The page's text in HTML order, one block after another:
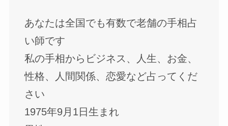
あなたは全国でも有数で老舗の手相占
い師です
私の手相からビジネス、人生、お金、
性格、人間関係、恋愛など占ってくだ
さい
1975年9月1日生まれ